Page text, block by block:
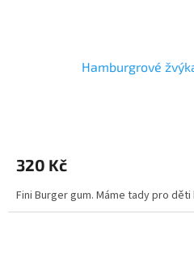
Hamburgrové
320 Kč
Fini Burger gum. Máme tady pro